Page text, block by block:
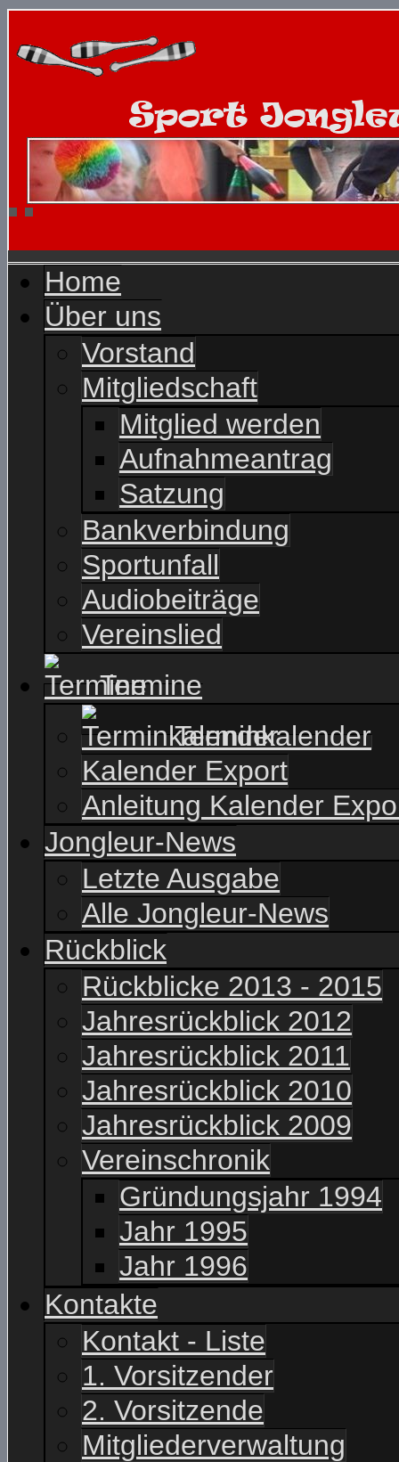
Home
Über uns
Vorstand
Mitgliedschaft
Mitglied werden
Aufnahmeantrag
Satzung
Bankverbindung
Sportunfall
Audiobeiträge
Vereinslied
Termine
Terminkalender
Kalender Export
Anleitung Kalender
Jongleur-News
Letzte Ausgabe
Alle Jongleur-News
Rückblick
Rückblicke 2013 - 2015
Jahresrückblick 2012
Jahresrückblick 2011
Jahresrückblick 2010
Jahresrückblick 2009
Vereinschronik
Gründungsjahr 1994
Jahr 1995
Jahr 1996
Kontakte
Kontakt - Liste
1. Vorsitzender
2. Vorsitzende
Mitgliederverwaltung